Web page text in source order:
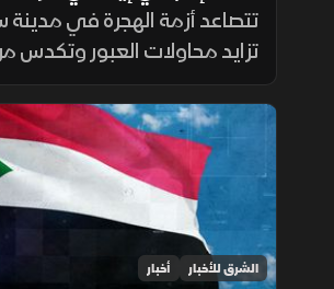
تتصاعد أزمة الهجرة في مدينة
تزايد محاولات العبور وتكدس
فيما تواصل السلطات ملاحقة
وسط تداعيات إنسانية وأمنية
الأوروبية.
الشرق للأخبار أخبار